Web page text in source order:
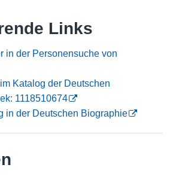
Links
in der Personensuche von
Katalog der Deutschen
1118510674
in der Deutschen Biographie